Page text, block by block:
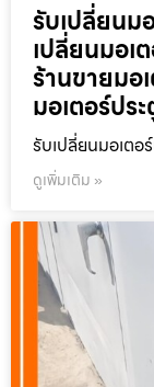
รับเปลี่ยนม
เปลี่ยนมอเ
ร้านขายมอ
มอเตอร์ปร
รับเปลี่ยนมอเตอ
ดูเพิ่มเติม »